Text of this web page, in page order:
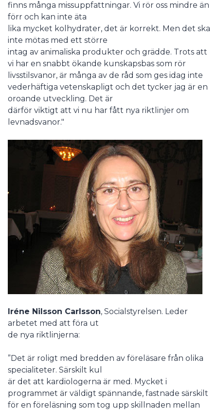
finns många missuppfattningar. Vi rör oss mindre än
förr och kan inte äta
lika mycket kolhydrater, det är korrekt. Men det ska
inte mötas med ett större
intag av animaliska produkter och grädde. Trots att
vi har en snabbt ökande kunskapsbas som rör
livsstilsvanor, är många av de råd som ges idag inte
vederhäftiga vetenskapligt och det tycker jag är en
oroande utveckling. Det är
därför viktigt att vi nu har fått nya riktlinjer om
levnadsvanor."
Iréne Nilsson Carlsson, Socialstyrelsen. Leder
arbetet med att föra ut
de nya riktlinjerna:
”Det är roligt med bredden av föreläsare från olika
specialiteter. Särskilt kul
är det att kardiologerna är med. Mycket i
programmet är väldigt spännande, fastnade särskilt
för en föreläsning som tog upp skillnaden mellan